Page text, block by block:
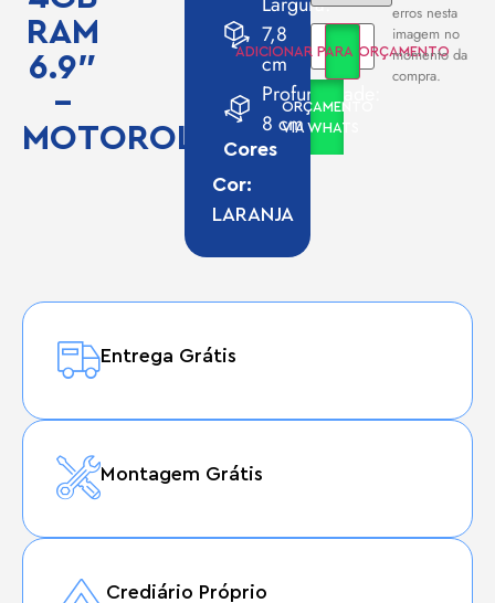
RAM
6.9″
–
MOTOROLA
7,8
cm
Profundidade:
8 cm
Cores
Cor:
LARANJA
ADICIONAR PARA ORÇAMENTO
ORÇAMENTO
VIA WHATS
erros nesta
imagem no
momento da
compra.
Entrega Grátis
Montagem Grátis
Crediário Próprio